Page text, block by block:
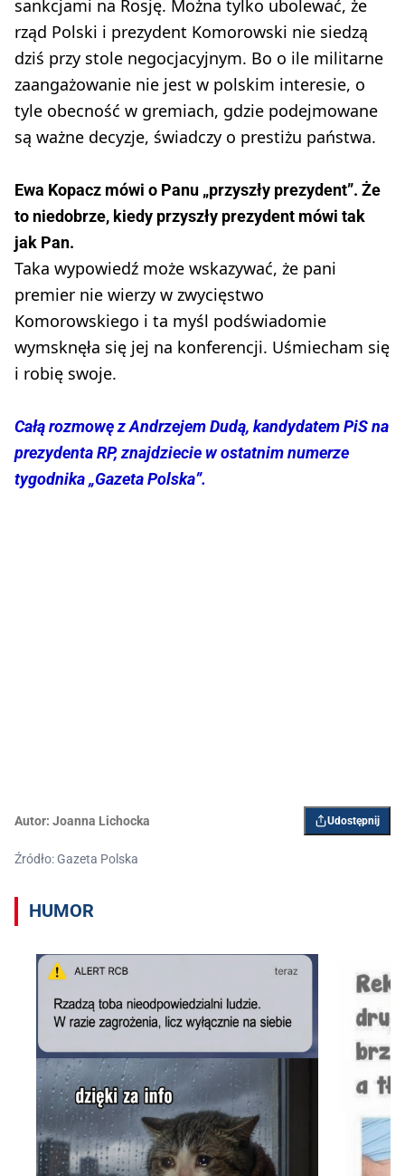
sankcjami na Rosję. Można tylko ubolewać, że
rząd Polski i prezydent Komorowski nie siedzą
dziś przy stole negocjacyjnym. Bo o ile militarne
zaangażowanie nie jest w polskim interesie, o
tyle obecność w gremiach, gdzie podejmowane
są ważne decyzje, świadczy o prestiżu państwa.
Ewa Kopacz mówi o Panu „przyszły prezydent”. Że
to niedobrze, kiedy przyszły prezydent mówi tak
jak Pan.
Taka wypowiedź może wskazywać, że pani
premier nie wierzy w zwycięstwo
Komorowskiego i ta myśl podświadomie
wymsknęła się jej na konferencji. Uśmiecham się
i robię swoje.
Całą rozmowę z Andrzejem Dudą, kandydatem PiS na
prezydenta RP, znajdziecie w ostatnim numerze
tygodnika „Gazeta Polska”.
Autor: Joanna Lichocka Udostępnij
Źródło: Gazeta Polska
HUMOR